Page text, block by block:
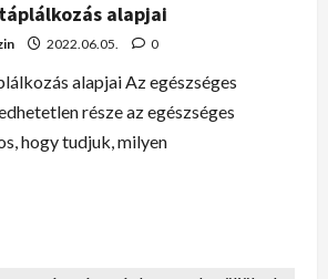
alapjai
2022.06.05. 0
alapjai Az egészséges
része az egészséges
hogy tudjuk, milyen